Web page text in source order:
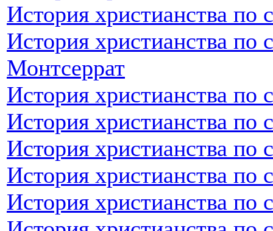
История христианства
История христианства по
Монтсеррат
История христианства
История христианства по
История христианства по
История христианства по
История христианства по